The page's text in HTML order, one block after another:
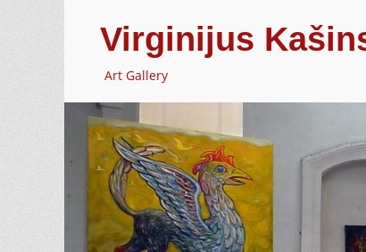
Virginijus
Art Gallery